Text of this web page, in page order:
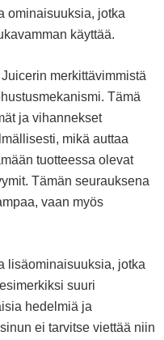
ominaisuuksia, jotka
käyttää.
merkittävimmistä
Tämä
ja vihannekset
mikä auttaa
tuotteessa olevat
Tämän seurauksena
vaan myös
lisäominaisuuksia, jotka
suuri
​​hedelmiä ja
ei tarvitse viettää niin